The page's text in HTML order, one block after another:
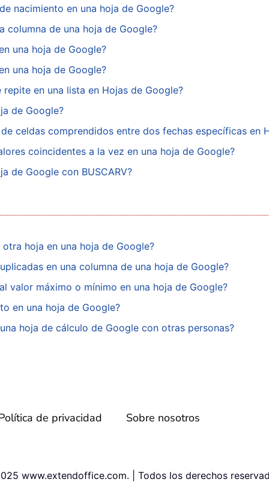
nacimiento en una hoja de Google?
columna de una hoja de Google?
una hoja de Google?
una hoja de Google?
en una lista en Hojas de Google?
de Google?
celdas comprendidos entre dos fechas específicas en
coincidentes a la vez en una hoja de Google?
de Google con BUSCARV?
hoja en una hoja de Google?
en una columna de una hoja de Google?
valor máximo o mínimo en una hoja de Google?
en una hoja de Google?
hoja de cálculo de Google con otras personas?
de privacidad Sobre nosotros
www.extendoffice.com. | Todos los derechos